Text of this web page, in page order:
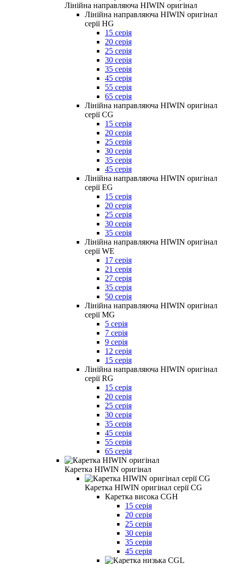
Лінійна направляюча HIWIN оригінал
Лінійна направляюча HIWIN оригінал
серії HG
15 серія
20 серія
25 серія
30 серія
35 серія
45 серія
55 серія
65 серія
Лінійна направляюча HIWIN оригінал
серії CG
15 серія
20 серія
25 серія
30 серія
35 серія
45 серія
Лінійна направляюча HIWIN оригінал
серії EG
15 серія
20 серія
25 серія
30 серія
35 серія
Лінійна направляюча HIWIN оригінал
серії WE
17 серія
21 серія
27 серія
35 серія
50 серія
Лінійна направляюча HIWIN оригінал
серії MG
5 серія
7 серія
9 серія
12 серія
15 серія
Лінійна направляюча HIWIN оригінал
серії RG
15 серія
20 серія
25 серія
30 серія
35 серія
45 серія
55 серія
65 серія
Каретка HIWIN оригінал
Каретка HIWIN оригінал серії CG
Каретка висока CGH
15 серія
20 серія
25 серія
30 серія
35 серія
45 серія